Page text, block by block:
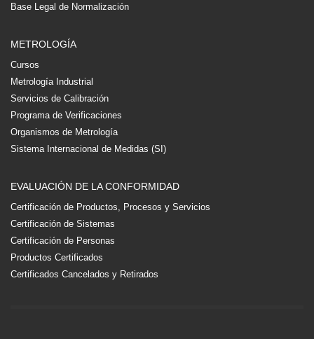
Base Legal de Normalización
METROLOGÍA
Cursos
Metrología Industrial
Servicios de Calibración
Programa de Verificaciones
Organismos de Metrología
Sistema Internacional de Medidas (SI)
EVALUACIÓN DE LA CONFORMIDAD
Certificación de Productos, Procesos y Servicios
Certificación de Sistemas
Certificación de Personas
Productos Certificados
Certificados Cancelados y Retirados